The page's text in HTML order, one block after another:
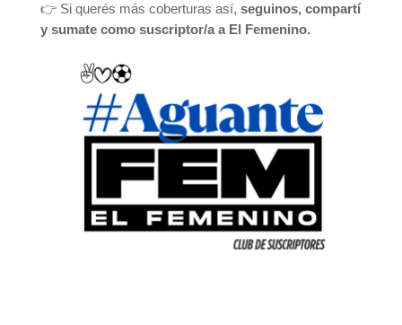
👉 Si querés más coberturas así, seguinos, compartí
y sumate como suscriptor/a a El Femenino.